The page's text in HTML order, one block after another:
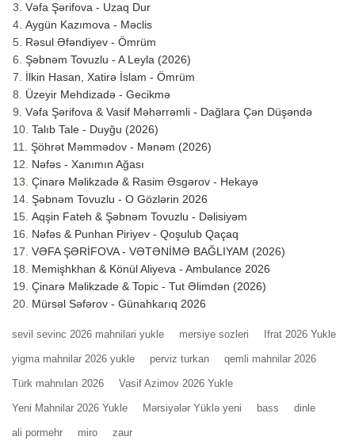
Vəfa Şərifova - Uzaq Dur
Aygün Kazımova - Məclis
Rəsul Əfəndiyev - Ömrüm
Şəbnəm Tovuzlu - A Leyla (2026)
İlkin Hasan, Xatirə İslam - Ömrüm
Üzeyir Mehdizadə - Gecikmə
Vəfa Şərifova & Vasif Məhərrəmli - Dağlara Çən Düşəndə
Talıb Tale - Duyğu (2026)
Şöhrət Məmmədov - Mənəm (2026)
Nəfəs - Xanımın Ağası
Çinarə Məlikzadə & Rasim Əsgərov - Hekayə
Şəbnəm Tovuzlu - O Gözlərin 2026
Aqşin Fateh & Şəbnəm Tovuzlu - Dəlisiyəm
Nəfəs & Punhan Piriyev - Qoşulub Qaçaq
VƏFA ŞƏRİFOVA - VƏTƏNİMƏ BAĞLIYAM (2026)
Memişhkhan & Könül Aliyeva - Ambulance 2026
Çinarə Məlikzade & Topic - Tut Əlimdən (2026)
Mürsəl Səfərov - Günahkarıq 2026
sevil sevinc 2026 mahnilari yukle mersiye sozleri Ifrat 2026 Yukle
yigma mahnilar 2026 yukle perviz turkan qemli mahnilar 2026
Türk mahnıları 2026 Vasif Azimov 2026 Yukle
Yeni Mahnilar 2026 Yukle Mərsiyələr Yüklə yeni bass dinle
ali pormehr miro zaur